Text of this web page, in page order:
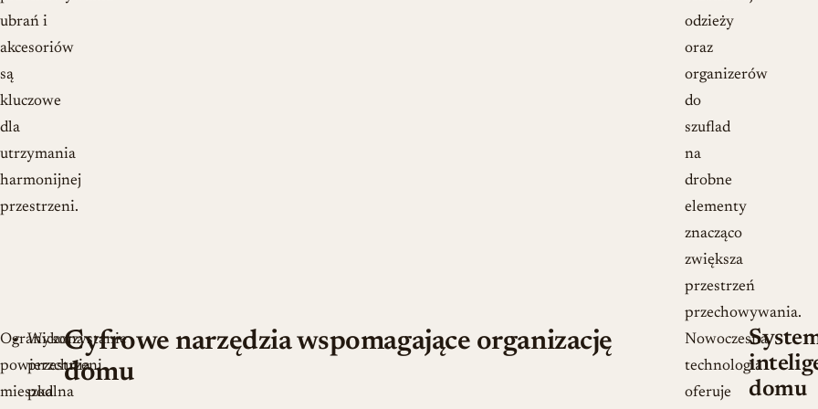
ubrań i
akcesoriów
są
kluczowe
dla
utrzymania
harmonijnej
przestrzeni.
odzieży
oraz
organizerów
do
szuflad
na
drobne
elementy
znacząco
zwiększa
przestrzeń
przechowywania.
Ograniczona
powierzchnia
mieszkalna
Wykorzystanie
przestrzeni
pod
Cyfrowe narzędzia wspomagające organizację
domu
Nowoczesna
technologia
oferuje
domu